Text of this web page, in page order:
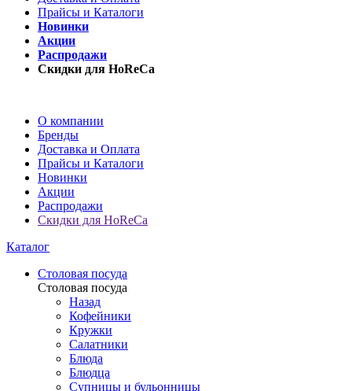
Прайсы и Каталоги
Новинки
Акции
Распродажи
Скидки для HoReCa
О компании
Бренды
Доставка и Оплата
Прайсы и Каталоги
Новинки
Акции
Распродажи
Скидки для HoReCa
Каталог
Столовая посуда
Столовая посуда
Назад
Кофейники
Кружки
Салатники
Блюда
Блюдца
Супницы и бульонницы